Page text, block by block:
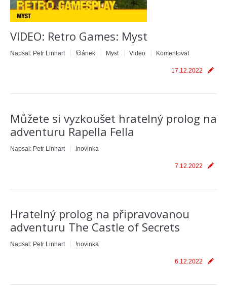
VIDEO: Retro Games: Myst
Napsal: Petr Linhart !článek Myst Video Komentovat
17.12.2022
Můžete si vyzkoušet hratelný prolog na
adventuru Rapella Fella
Napsal: Petr Linhart !novinka
7.12.2022
Hratelný prolog na připravovanou
adventuru The Castle of Secrets
Napsal: Petr Linhart !novinka
6.12.2022